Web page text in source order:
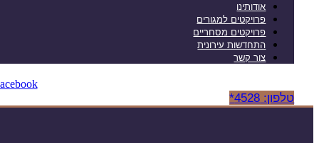
אודותינו
פרויקטים למגורים
פרויקטים מסחריים
התחדשות עירונית
צור קשר
טלפון: 4528*